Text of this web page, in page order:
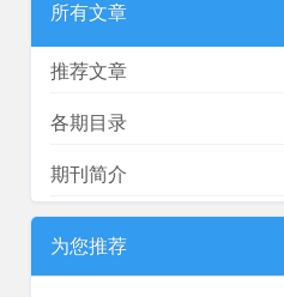
所有文章
推荐文章
各期目录
期刊简介
为您推荐